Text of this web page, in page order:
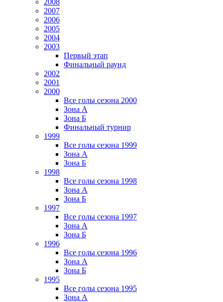
2008
2007
2006
2005
2004
2003
Первый этап
Финальный раунд
2002
2001
2000
Все голы сезона 2000
Зона А
Зона Б
Финальный турнир
1999
Все голы сезона 1999
Зона А
Зона Б
1998
Все голы сезона 1998
Зона А
Зона Б
1997
Все голы сезона 1997
Зона А
Зона Б
1996
Все голы сезона 1996
Зона А
Зона Б
1995
Все голы сезона 1995
Зона А